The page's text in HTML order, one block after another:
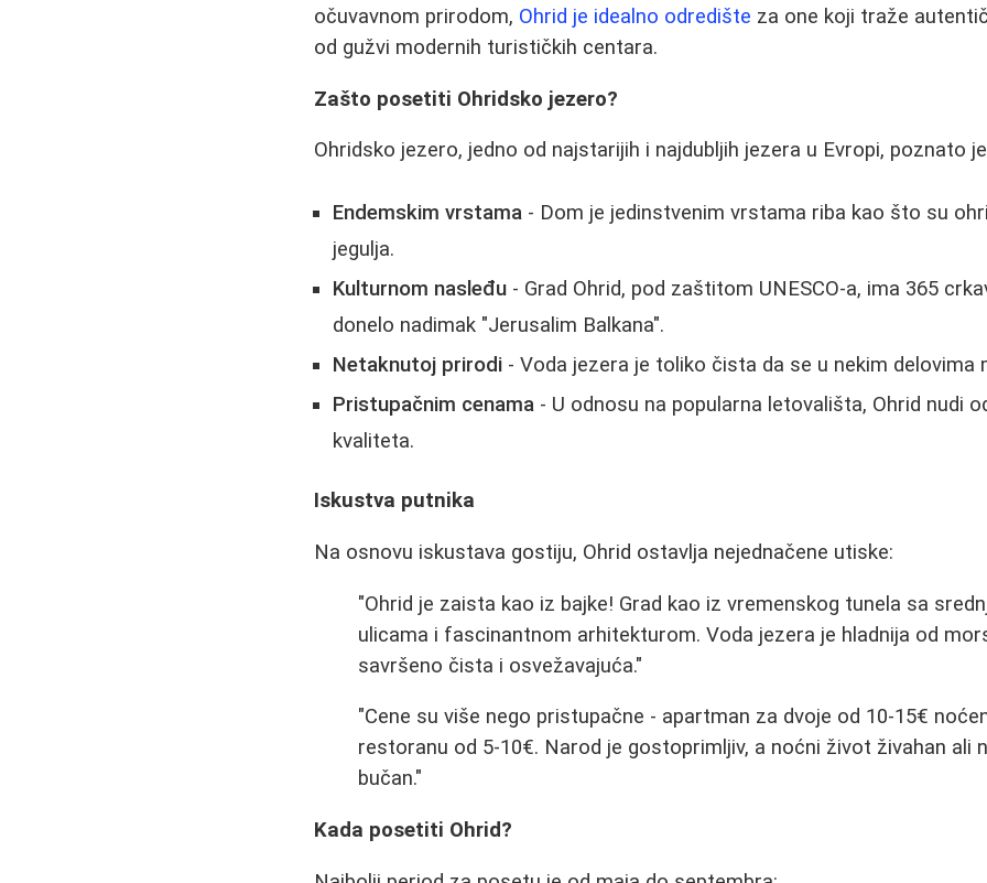
očuvavnom prirodom, Ohrid je idealno odredište za one koji traže
od gužvi modernih turističkih centara.
Zašto posetiti Ohridsko jezero?
Ohridsko jezero, jedno od najstarijih i najdubljih jezera u Evropi, poznato
Endemskim vrstama - Dom je jedinstvenim vrstama riba kao što su
jegulja.
Kulturnom nasleđu - Grad Ohrid, pod zaštitom UNESCO-a, ima 365
donelo nadimak "Jerusalim Balkana".
Netaknutoj prirodi - Voda jezera je toliko čista da se u nekim delovima
Pristupačnim cenama - U odnosu na popularna letovališta, Ohrid nudi
kvaliteta.
Iskustva putnika
Na osnovu iskustava gostiju, Ohrid ostavlja nejednačene utiske:
"Ohrid je zaista kao iz bajke! Grad kao iz vremenskog tunela sa
ulicama i fascinantnom arhitekturom. Voda jezera je hladnija od
savršeno čista i osvežavajuća."
"Cene su više nego pristupačne - apartman za dvoje od 10-15€
restoranu od 5-10€. Narod je gostoprimljiv, a noćni život živahan ali
bučan."
Kada posetiti Ohrid?